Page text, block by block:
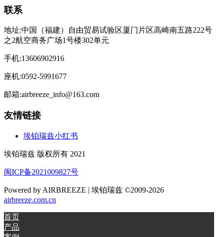
联系
地址:中国（福建）自由贸易试验区厦门片区高崎南五路222号
之2航空商务广场1号楼302单元
手机:13606902916
座机:0592-5991677
邮箱:airbreeze_info@163.com
友情链接
埃铂瑞兹小红书
埃铂瑞兹 版权所有 2021
闽ICP备2021009827号
Powered by AIRBREEZE | 埃铂瑞兹 ©2009-2026
airbreeze.com.cn
首页
产品